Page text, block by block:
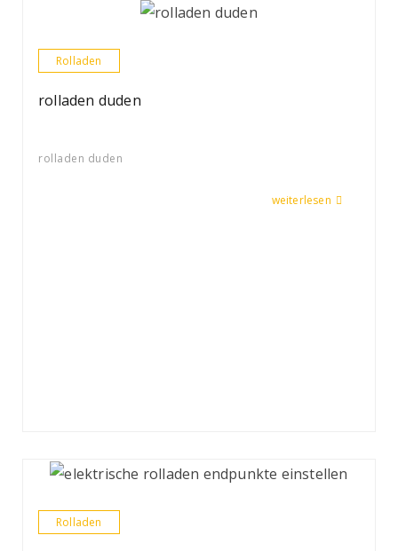
Rolladen
rolladen duden
rolladen duden
weiterlesen
Rolladen